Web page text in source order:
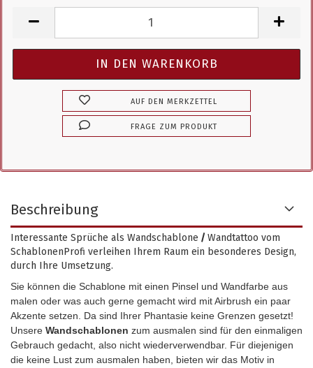
AUF DEN MERKZETTEL
FRAGE ZUM PRODUKT
Beschreibung
Interessante Sprüche als Wandschablone / Wandtattoo vom
SchablonenProfi verleihen Ihrem Raum ein besonderes Design,
durch Ihre Umsetzung.
Sie können die Schablone mit einen Pinsel und Wandfarbe aus
malen oder was auch gerne gemacht wird mit Airbrush ein paar
Akzente setzen. Da sind Ihrer Phantasie keine Grenzen gesetzt!
Unsere Wandschablonen zum ausmalen sind für den einmaligen
Gebrauch gedacht, also nicht wiederverwendbar. Für diejenigen
die keine Lust zum ausmalen haben, bieten wir das Motiv in